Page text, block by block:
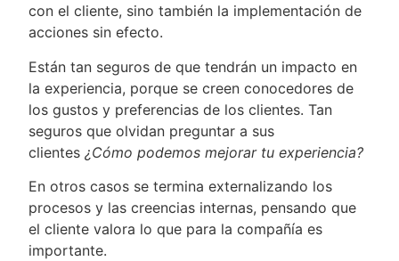
con el cliente, sino también la implementación de
acciones sin efecto.
Están tan seguros de que tendrán un impacto en
la experiencia, porque se creen conocedores de
los gustos y preferencias de los clientes. Tan
seguros que olvidan preguntar a sus
clientes ¿Cómo podemos mejorar tu experiencia?
En otros casos se termina externalizando los
procesos y las creencias internas, pensando que
el cliente valora lo que para la compañía es
importante.